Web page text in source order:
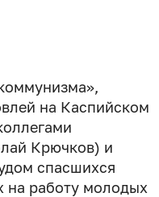
на Каспийском
Крючков) и
спасшихся
на работу молодых